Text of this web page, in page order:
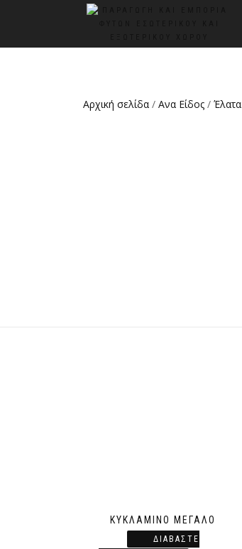
Αρχική σελίδα / Ανα Είδος / Έλατα
ΚΥΚΛΆΜΙΝΟ ΜΕΓΆΛΟ
ΔΙΑΒΆΣΤΕ